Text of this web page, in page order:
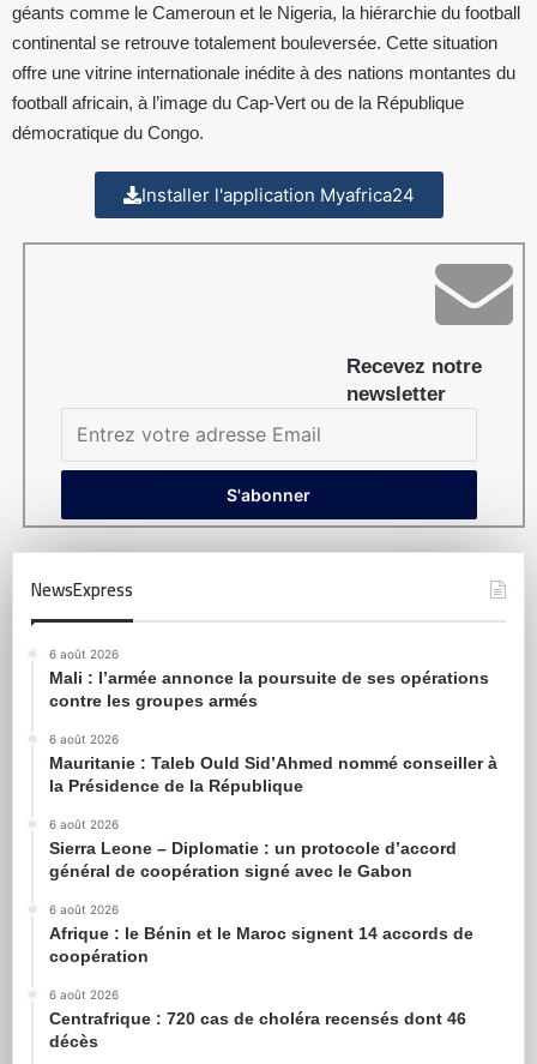
géants comme le Cameroun et le Nigeria, la hiérarchie du football
continental se retrouve totalement bouleversée. Cette situation
offre une vitrine internationale inédite à des nations montantes du
football africain, à l’image du Cap-Vert ou de la République
démocratique du Congo.
Installer l'application Myafrica24
Recevez notre
newsletter
NewsExpress
6 août 2026
Mali : l’armée annonce la poursuite de ses opérations
contre les groupes armés
6 août 2026
Mauritanie : Taleb Ould Sid’Ahmed nommé conseiller à
la Présidence de la République
6 août 2026
Sierra Leone – Diplomatie : un protocole d’accord
général de coopération signé avec le Gabon
6 août 2026
Afrique : le Bénin et le Maroc signent 14 accords de
coopération
6 août 2026
Centrafrique : 720 cas de choléra recensés dont 46
décès